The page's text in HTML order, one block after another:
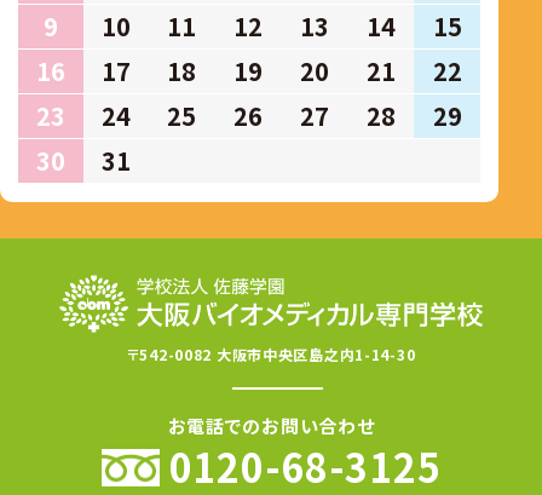
9
10 11 12 13 14
15
16
17 18 19 20 21
22
23
24 25 26 27 28
29
30
31
〒542-0082 大阪市中央区島之内1-14-30
お電話でのお問い合わせ
0120-68-3125